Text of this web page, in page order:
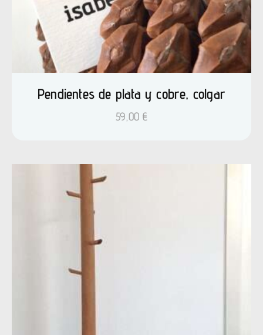
Pendientes de plata y cobre, colgar
59,00 €